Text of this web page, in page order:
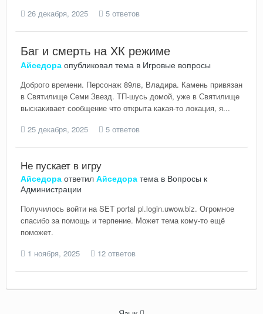
26 декабря, 2025 5 ответов
Баг и смерть на ХК режиме
Айседора опубликовал тема в Игровые вопросы
Доброго времени. Персонаж 89лв, Владира. Камень привязан
в Святилище Семи Звезд. ТП-шусь домой, уже в Святилище
выскакивает сообщение что открыта какая-то локация, я...
25 декабря, 2025
5 ответов
Не пускает в игру
Айседора ответил Айседора тема в Вопросы к
Администрации
Получилось войти на SET portal pl.login.uwow.biz. Огромное
спасибо за помощь и терпение. Может тема кому-то ещё
поможет.
1 ноября, 2025
12 ответов